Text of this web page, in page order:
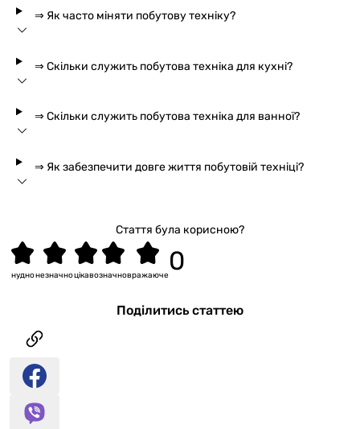
⇒ Як часто міняти побутову техніку?
⇒ Скільки служить побутова техніка для кухні?
⇒ Скільки служить побутова техніка для ванної?
⇒ Як забезпечити довге життя побутовій техніці?
Стаття була корисною?
вражаюче
значно
цікаво
незначно
нудно
Поділитись статтею